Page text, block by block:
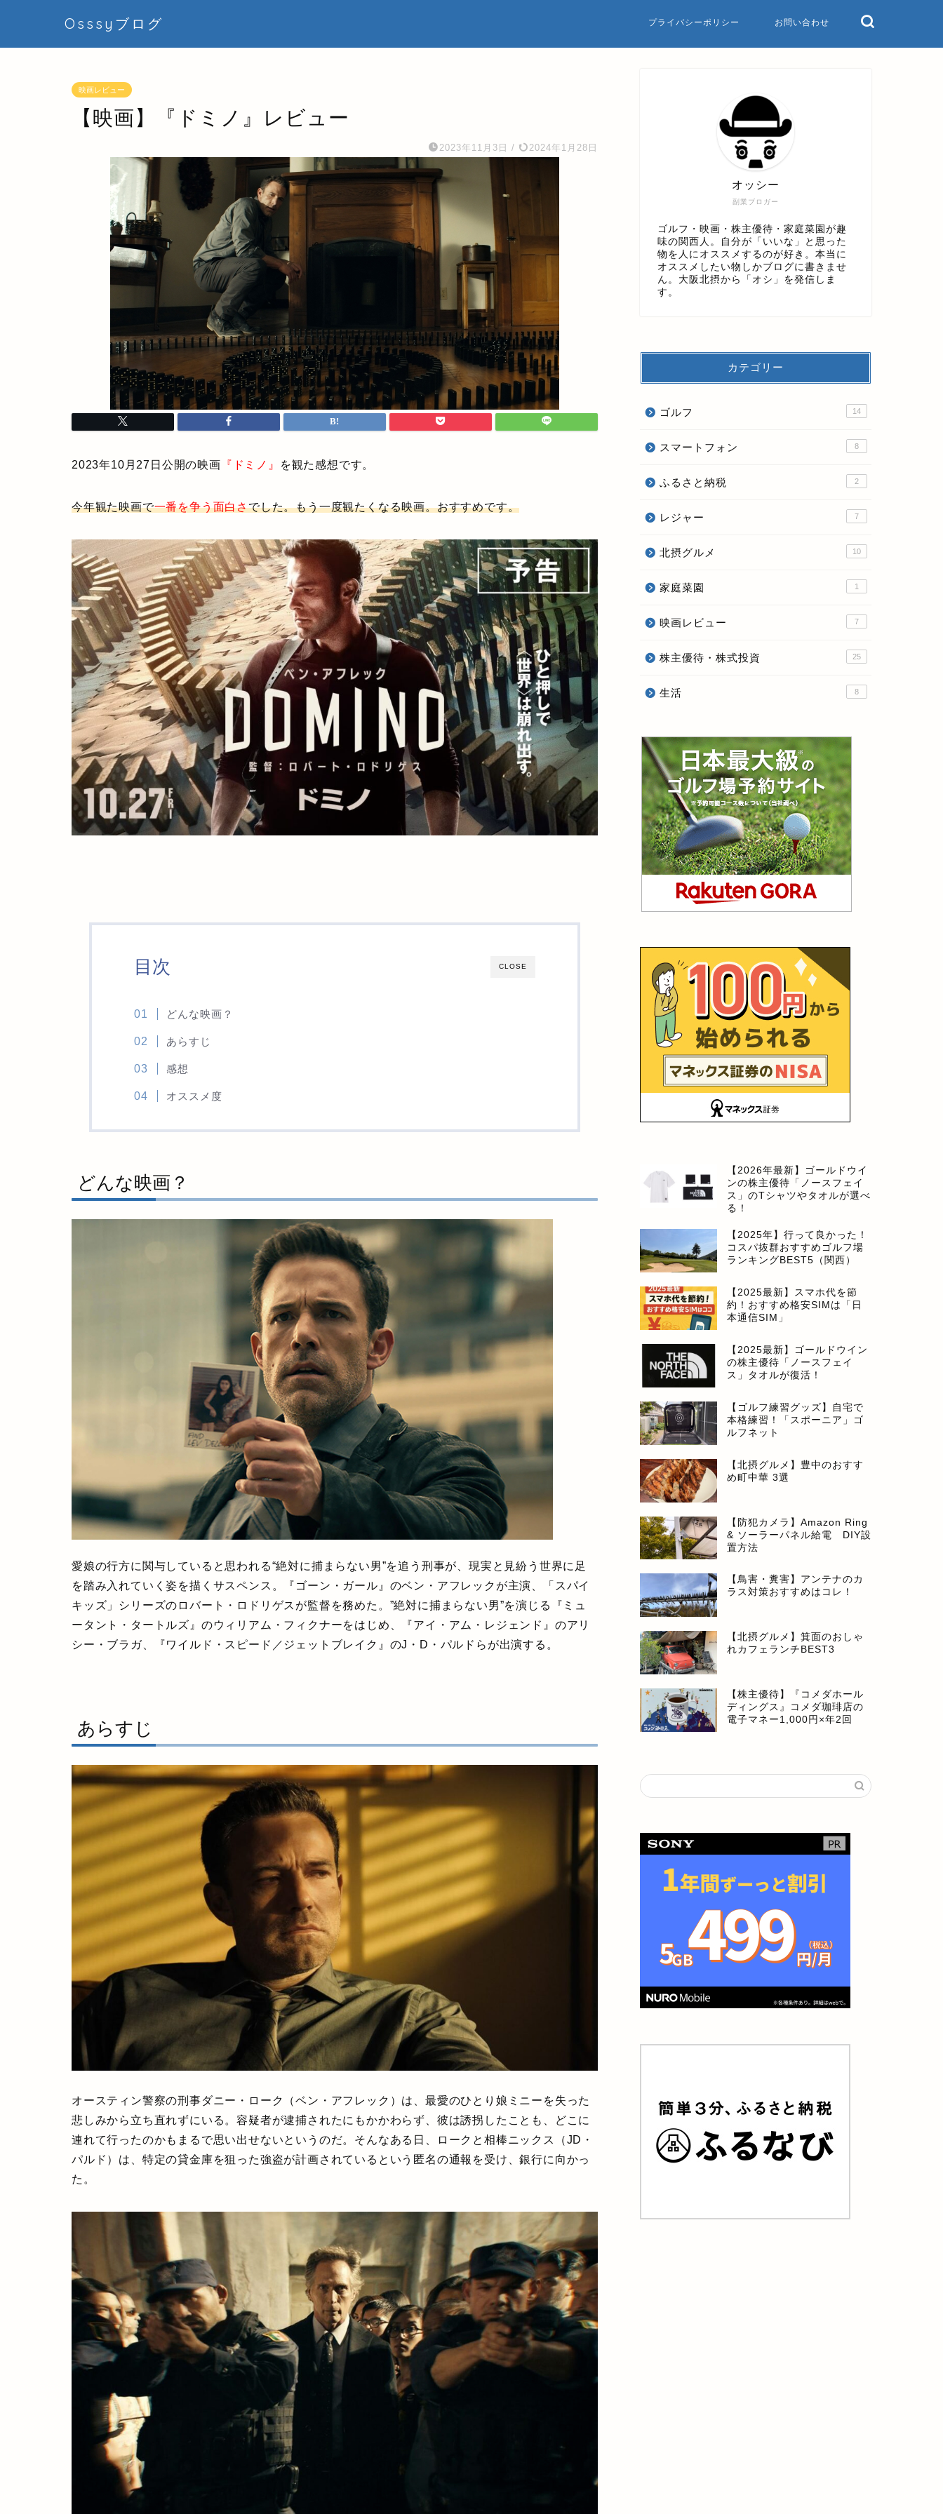
Osssyブログ プライバシーポリシー お問い合わせ
映画レビュー
【映画】『ドミノ』レビュー
2023年11月3日 / 2024年1月28日
2023年10月27日公開の映画 『ドミノ』 を観た感想です。
今年観た映画で一番を争う面白さでした。もう一度観たくなる映画。おすすめです。
CLOSE
目次
どんな映画？
あらすじ
感想
オススメ度
どんな映画？
愛娘の行方に関与していると思われる“絶対に捕まらない男”を追う刑事が、現実と見紛う世界に足
を踏み入れていく姿を描くサスペンス。『ゴーン・ガール』のベン・アフレックが主演、「スパイ
キッズ」シリーズのロバート・ロドリゲスが監督を務めた。”絶対に捕まらない男”を演じる『ミュ
ータント・タートルズ』のウィリアム・フィクナーをはじめ、『アイ・アム・レジェンド』のアリ
シー・ブラガ、『ワイルド・スピード／ジェットブレイク』のJ・D・パルドらが出演する。
あらすじ
オースティン警察の刑事ダニー・ローク（ベン・アフレック）は、最愛のひとり娘ミニーを失った
悲しみから立ち直れずにいる。容疑者が逮捕されたにもかかわらず、彼は誘拐したことも、どこに
連れて行ったのかもまるで思い出せないというのだ。そんなある日、ロークと相棒ニックス（JD・
パルド）は、特定の貸金庫を狙った強盗が計画されているという匿名の通報を受け、銀行に向かっ
た。
副業ブロガー
オッシー
ゴルフ・映画・株主優待・家庭菜園が趣
味の関西人。自分が「いいな」と思った
物を人にオススメするのが好き。本当に
オススメしたい物しかブログに書きませ
ん。大阪北摂から「オシ」を発信しま
す。
カテゴリー
ゴルフ 14
スマートフォン 8
ふるさと納税 2
レジャー 7
北摂グルメ 10
家庭菜園 1
映画レビュー 7
株主優待・株式投資 25
生活 8
【2026年最新】ゴールドウイ
ンの株主優待「ノースフェイ
ス」のTシャツやタオルが選べ
る！
【2025年】行って良かった！
コスパ抜群おすすめゴルフ場
ランキングBEST5（関西）
【2025最新】スマホ代を節
約！おすすめ格安SIMは「日
本通信SIM」
【2025最新】ゴールドウイン
の株主優待「ノースフェイ
ス」タオルが復活！
【ゴルフ練習グッズ】自宅で
本格練習！「スポーニア」ゴ
ルフネット
【北摂グルメ】豊中のおすす
め町中華 3選
【防犯カメラ】Amazon Ring
& ソーラーパネル給電 DIY設
置方法
【鳥害・糞害】アンテナのカ
ラス対策おすすめはコレ！
【北摂グルメ】箕面のおしゃ
れカフェランチBEST3
【株主優待】『コメダホール
ディングス』コメダ珈琲店の
電子マネー1,000円×年2回